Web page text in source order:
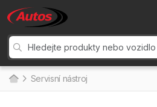
Servisní nástroj